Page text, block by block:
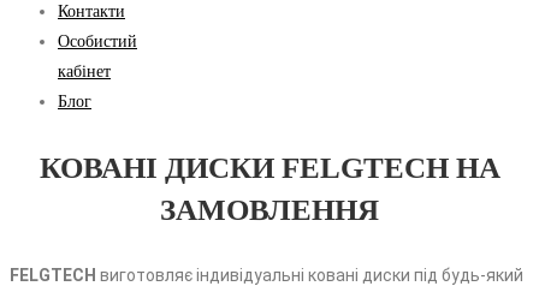
Контакти
Особистий
кабінет
Блог
КОВАНІ ДИСКИ FELGTECH НА
ЗАМОВЛЕННЯ
FELGTECH виготовляє індивідуальні ковані диски під будь-який